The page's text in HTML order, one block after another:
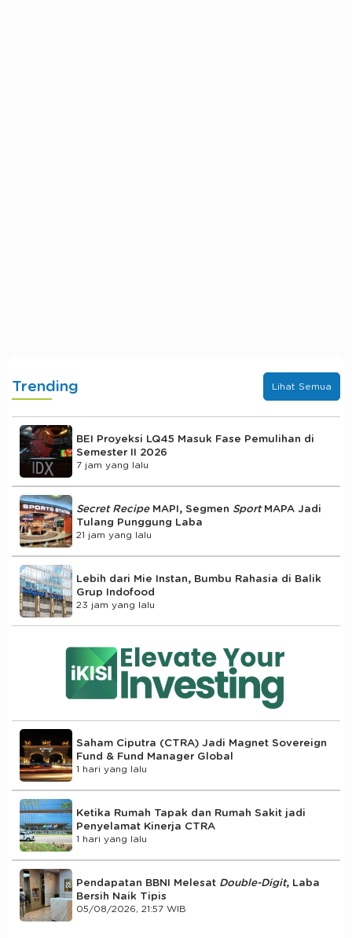
Trending Lihat Semua
BEI Proyeksi LQ45 Masuk Fase Pemulihan di
Semester II 2026
7 jam yang lalu
Secret RecipeMAPI, Segmen Sport MAPA Jadi
Tulang Punggung Laba
21 jam yang lalu
Lebih dari Mie Instan, Bumbu Rahasia di Balik
Grup Indofood
23 jam yang lalu
Saham Ciputra (CTRA) Jadi Magnet Sovereign
Fund & Fund Manager Global
1 hari yang lalu
Ketika Rumah Tapak dan Rumah Sakit jadi
Penyelamat Kinerja CTRA
1 hari yang lalu
Pendapatan BBNI Melesat Double-Digit, Laba
Bersih Naik Tipis
05/08/2026, 21:57 WIB